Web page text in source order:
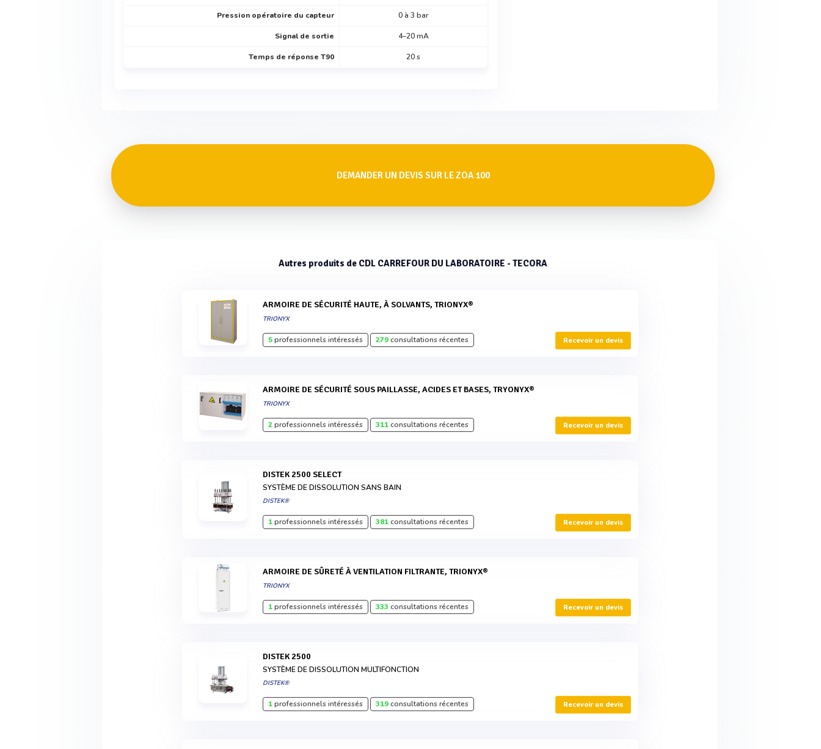
Pression opératoire du capteur 0 à 3 bar
Signal de sortie 4–20 mA
Temps de réponse T90 20 s
DEMANDER UN DEVIS SUR LE ZOA 100
Autres produits de CDL CARREFOUR DU LABORATOIRE - TECORA
ARMOIRE DE SÉCURITÉ HAUTE, À SOLVANTS, TRIONYX®
TRIONYX
5professionnels intéressés 279consultations récentes Recevoir un devis
ARMOIRE DE SÉCURITÉ SOUS PAILLASSE, ACIDES ET BASES, TRYONYX®
TRIONYX
2professionnels intéressés 311consultations récentes Recevoir un devis
DISTEK 2500 SELECT
SYSTÈME DE DISSOLUTION SANS BAIN
DISTEK®
1professionnels intéressés 381consultations récentes Recevoir un devis
ARMOIRE DE SÛRETÉ À VENTILATION FILTRANTE, TRIONYX®
TRIONYX
1professionnels intéressés 333 consultations récentes Recevoir un devis
DISTEK 2500
SYSTÈME DE DISSOLUTION MULTIFONCTION
DISTEK®
1professionnels intéressés 319consultations récentes Recevoir un devis